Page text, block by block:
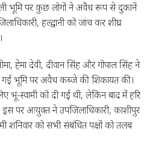
भूमि पर कुछ लोगों ने अवैध रूप से दुकानें
हल्द्वानी को जांच कर शीघ्र
हेमा देवी, दीवान सिंह और गोपाल सिंह ने
गई भूमि पर अवैध कब्जे की शिकायत की।
भू-स्वामी को दी गई थी, लेकिन बाद में हरि
पर आयुक्त ने उपजिलाधिकारी, काशीपुर
को सभी संबंधित पक्षों को तलब